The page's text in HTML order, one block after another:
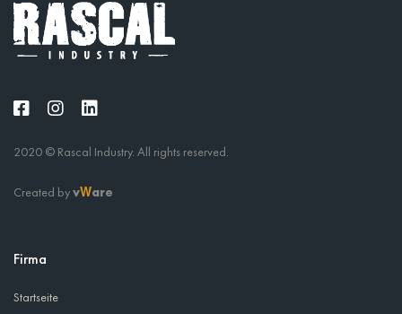
2020 © Rascal Industry. All rights reserved.
Created byvWare
Firma
Startseite